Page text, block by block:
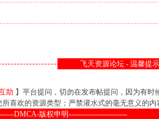
飞天资源论坛 - 温馨提示
助 】平台提问，切勿在发布帖提问，因为有时
喜欢的资源类型；严禁灌水式的毫无意义的内
DMCA-版权申明------------------------